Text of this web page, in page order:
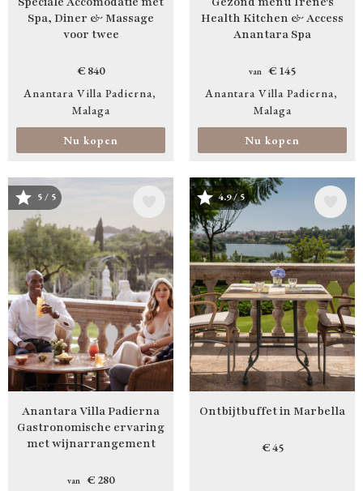
Spa, Diner & Massage
voor twee
€ 840
Anantara Villa Padierna
Malaga
Nu kopen
Health Kitchen & Access
Anantara Spa
van € 145
Anantara Villa Padierna
Malaga
Nu kopen
Afbeelding
5 / 5
Anantara Villa Padierna
Gastronomische ervaring
met wijnarrangement
van
€ 280
Afbeelding
4.9 / 5
Ontbijtbuffet in Marbella
€ 45